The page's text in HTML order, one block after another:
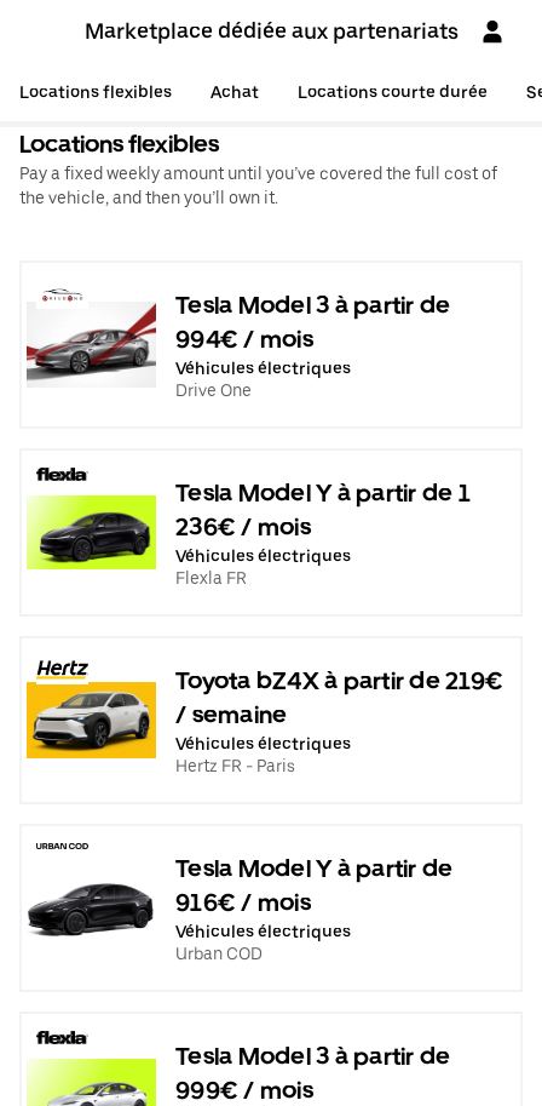
Marketplace dédiée aux partenariats
Locations flexibles Achat Locations courte durée
Locations flexibles
Pay a fixed weekly amount until you’ve covered the full cost of
the vehicle, and then you’ll own it.
Tesla Model 3 à partir de
994€ / mois
Véhicules électriques
Drive One
Tesla Model Y à partir de 1
236€ / mois
Véhicules électriques
Flexla FR
Toyota bZ4X à partir de 219€
/ semaine
Véhicules électriques
Hertz FR - Paris
Tesla Model Y à partir de
916€ / mois
Véhicules électriques
Urban COD
Tesla Model 3 à partir de
999€ / mois